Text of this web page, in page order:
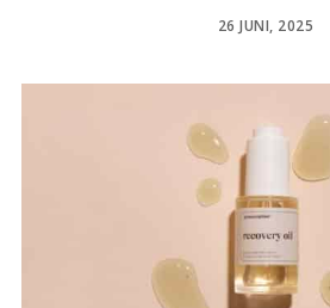
POSTED
26 JUNI, 2025